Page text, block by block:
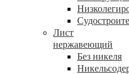
Лист
нержавеющий
Без никеля